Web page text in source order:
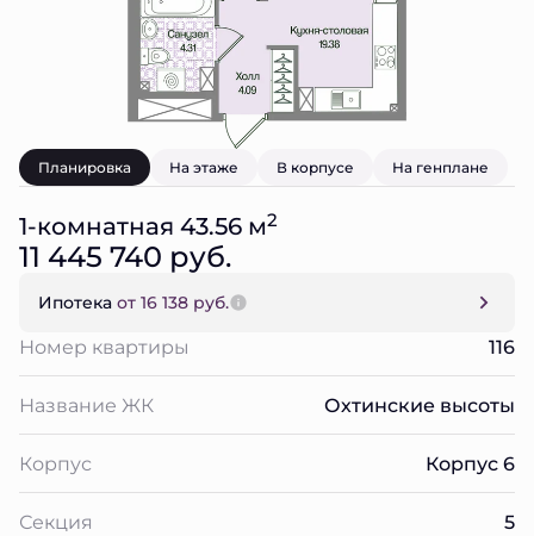
Планировка На этаже В корпусе На генплане
1-комнатная 43.56 м2
11 445 740 руб.
Ипотека от 16 138 руб.
Номер квартиры 116
Название ЖК Охтинские высоты
Корпус Корпус 6
Секция 5